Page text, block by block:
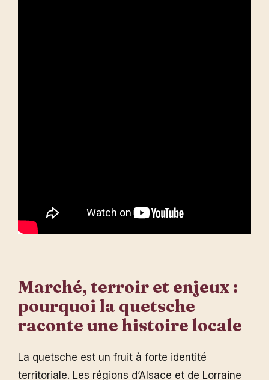
Marché, terroir et enjeux :
pourquoi la quetsche
raconte une histoire locale
La quetsche est un fruit à forte identité
territoriale. Les régions d’Alsace et de Lorraine